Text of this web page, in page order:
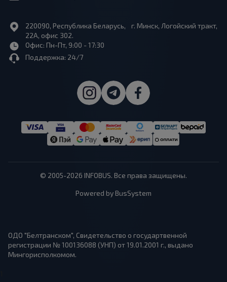
220090, Республика Беларусь, г. Минск, Логойский тракт,
22А, офис 302.
Офис: Пн-Пт, 9:00 - 17:30
Поддержка: 24/7
© 2005-2026 INFOBUS. Все права защищены.
Powered by BusSystem
ОДО "Белтранском", Свидетельство о государтвенной
регистрации № 100136088 (УНП) от 19.01.2001 г., выдано
Мингорисполкомом.